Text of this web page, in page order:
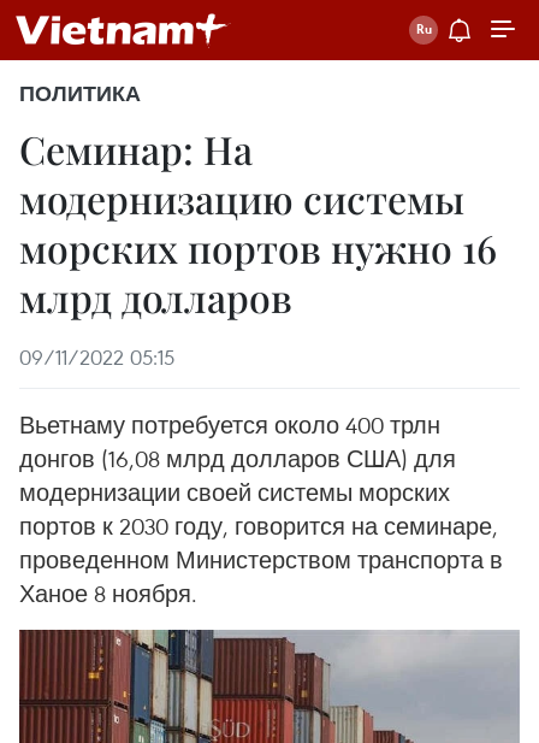
ПОЛИТИКА
Cеминар: На
модернизацию системы
морских портов нужно 16
млрд долларов
09/11/2022 05:15
Вьетнаму потребуется около 400 трлн
донгов (16,08 млрд долларов США) для
модернизации своей системы морских
портов к 2030 году, говорится на семинаре,
проведенном Министерством транспорта в
Ханое 8 ноября.